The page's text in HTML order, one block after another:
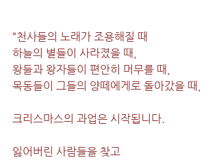
“천사들의 노래가 조용해질 때
하늘의 별들이 사라졌을 때,
왕들과 왕자들이 편안히 머무를 때,
목동들이 그들의 양떼에게로 돌아갔을 때,
크리스마스의 과업은 시작됩니다.
잃어버린 사람들을 찾고